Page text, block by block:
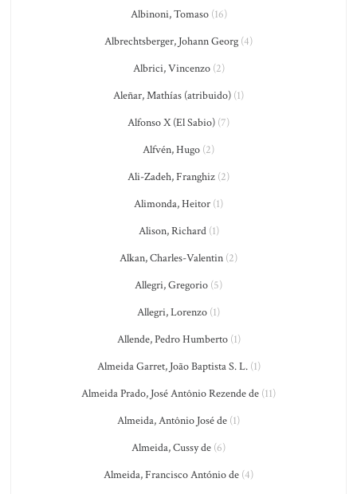
Albinoni, Tomaso(16)
Albrechtsberger, Johann Georg (4)
Albrici, Vincenzo(2)
Aleñar, Mathías (atribuido) (1)
Alfonso X (El Sabio) (7)
Alfvén, Hugo (2)
Ali-Zadeh, Franghiz (2)
Alimonda, Heitor (1)
Alison, Richard(1)
Alkan, Charles-Valentin (2)
Allegri, Gregorio (5)
Allegri, Lorenzo (1)
Allende, Pedro Humberto(1)
Almeida Garret, João Baptista S. L.(1)
Almeida Prado, José Antônio Rezende de (11)
Almeida, Antônio José de (1)
Almeida, Cussy de (6)
Almeida, Francisco António de (4)